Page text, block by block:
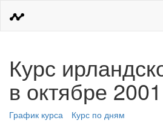
Курс
в октябре
График курса
Курс по дням